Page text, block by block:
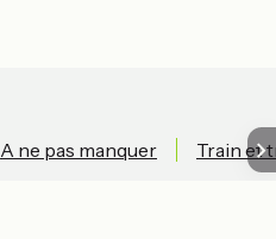
A ne pas manquer Train et